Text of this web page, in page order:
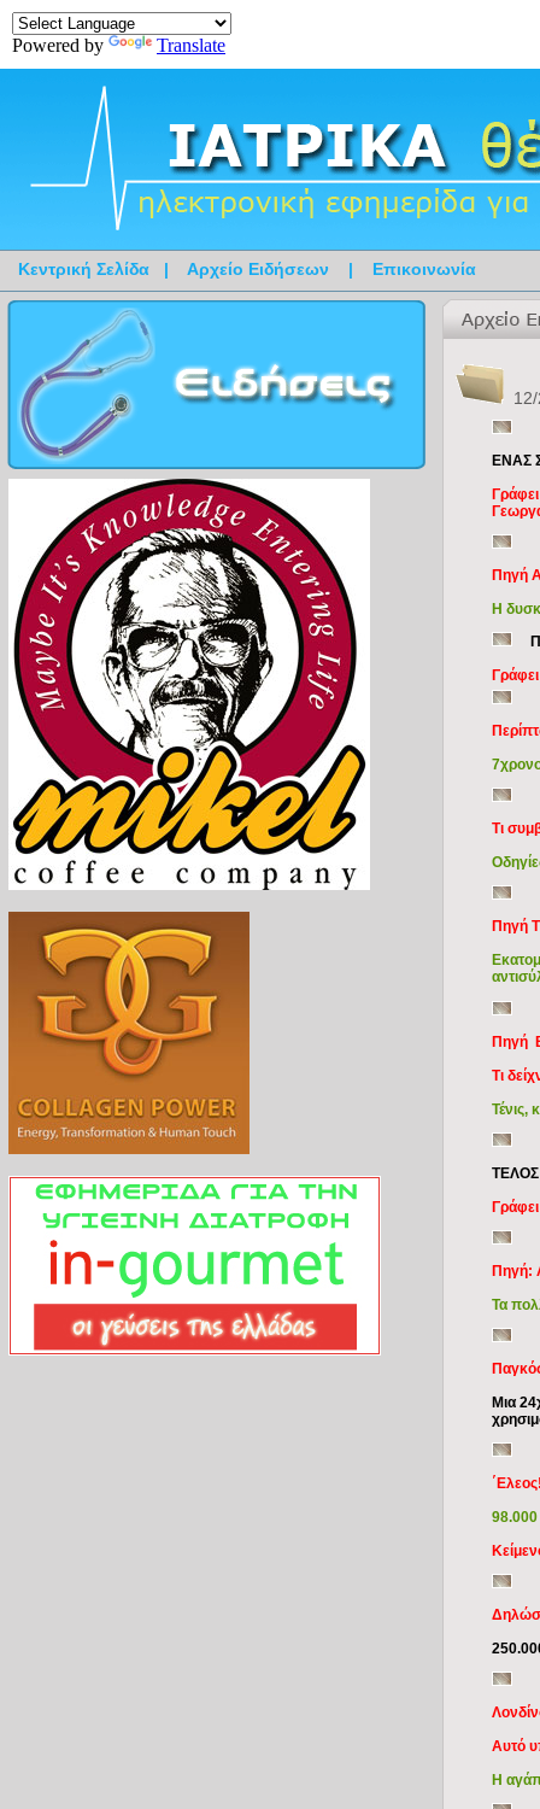
Powered by Translate
Κεντρική Σελίδα | Αρχείο Ειδήσεων | Επικοινωνία
ΕΝΑΣ
Πηγή
Η
Τι
Πηγή
Πηγή
Τι
Τένις,
Πηγή:
Τα
Μια
98.000
Αυτό
Η